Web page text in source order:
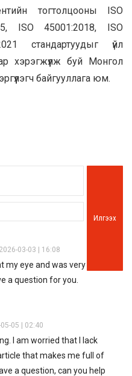
тогтолцооны ISO
ISO 45001:2018, ISO
стандартуудыг үйл
хэрэгжүүлж буй Монгол
байгууллага юм.
Илгээх
2026-03-03 | 16:08
my eye and was very
a question for you.
05 | 02:40
I am worried that I lack
that makes me full of
a question, can you help